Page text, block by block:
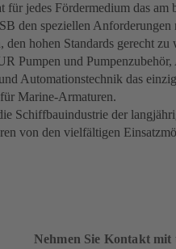
für jedes Fördermedium das am
den speziellen
hohen Standards gerecht
Pumpen und
Automationstechnik das
Marine-Armaturen.
Schiffbauindustrie der
von den vielfältigen
Nehmen Sie Kontakt mit